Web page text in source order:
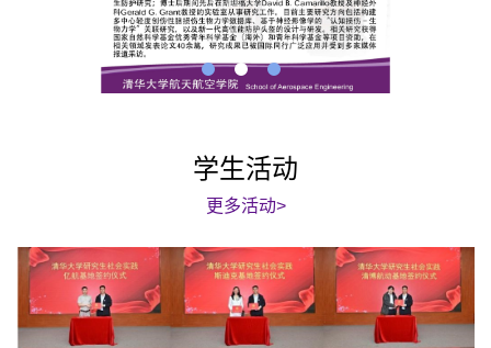
学生活动
更多活动>